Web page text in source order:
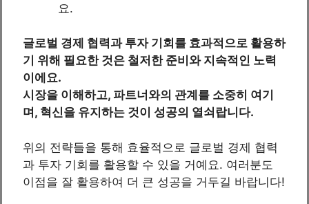
요.
글로벌 경제 협력과 투자 기회를 효과적으로 활용하
기 위해 필요한 것은 철저한 준비와 지속적인 노력
이에요.
시장을 이해하고, 파트너와의 관계를 소중히 여기
며, 혁신을 유지하는 것이 성공의 열쇠랍니다.
위의 전략들을 통해 효율적으로 글로벌 경제 협력
과 투자 기회를 활용할 수 있을 거예요. 여러분도
이점을 잘 활용하여 더 큰 성공을 거두길 바랍니다!